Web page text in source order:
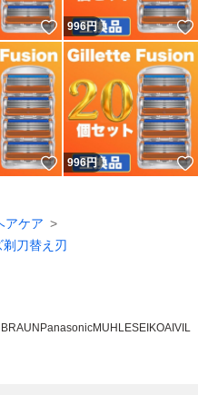
いいね！
996円
いいね！
996円
アケア
剃刀替え刃
BRAUN PanasonicMUHLESEIKOAIVIL